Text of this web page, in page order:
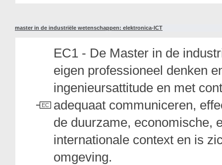
master in de industriële wetenschappen: elektronica-ICT
EC
EC1 - De Master in de
eigen professioneel denken
ingenieursattitude en met
adequaat communiceren,
de duurzame, economische,
internationale context en is
omgeving.